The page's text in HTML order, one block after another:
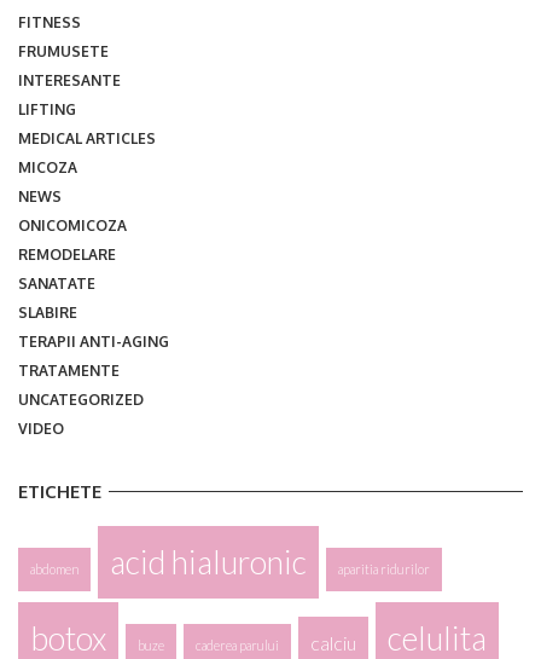
FITNESS
FRUMUSETE
INTERESANTE
LIFTING
MEDICAL ARTICLES
MICOZA
NEWS
ONICOMICOZA
REMODELARE
SANATATE
SLABIRE
TERAPII ANTI-AGING
TRATAMENTE
UNCATEGORIZED
VIDEO
ETICHETE
abdomen acid hialuronic aparitia ridurilor
botox buze caderea parului calciu celulita